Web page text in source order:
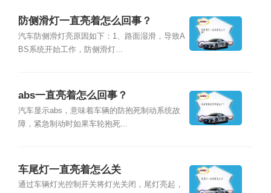
防侧滑灯一直亮着怎么回事？
汽车防侧滑灯亮原因如下：1、路面湿滑，导致A
BS系统开始工作，防侧滑灯...
abs一直亮着怎么回事？
汽车显示abs，意味着车辆的防抱死制动系统故
障，紧急制动时如果车轮抱死...
车尾灯一直亮着怎么关
通过车辆灯光控制开关将灯光关闭，尾灯亮起，